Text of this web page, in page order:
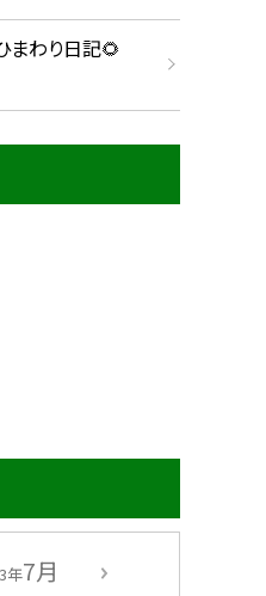
わり日記🌻
年7月